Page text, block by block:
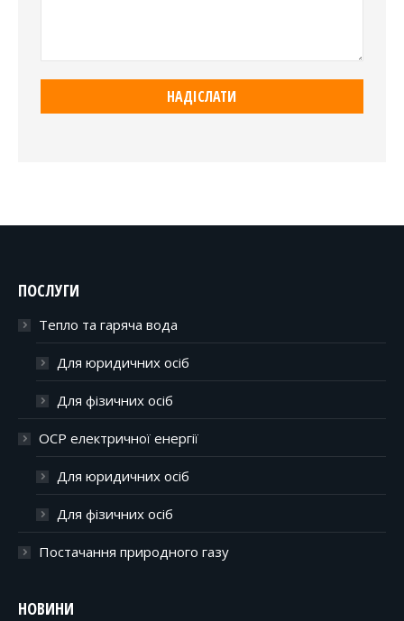
ПОСЛУГИ
Тепло та гаряча вода
Для юридичних осіб
Для фізичних осіб
ОСР електричної енергії
Для юридичних осіб
Для фізичних осіб
Постачання природного газу
НОВИНИ